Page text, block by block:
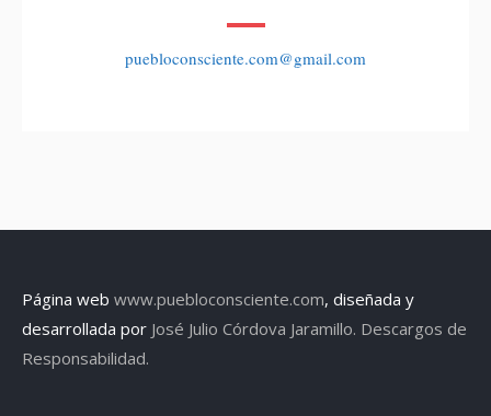
puebloconsciente.com@gmail.com
Página web www.puebloconsciente.com, diseñada y
desarrollada por José Julio Córdova Jaramillo. Descargos de
Responsabilidad.